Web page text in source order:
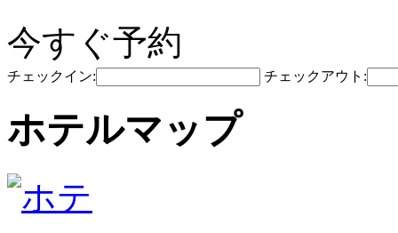
今すぐ予約
チェックイン: チェックアウト:
ホテルマップ